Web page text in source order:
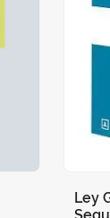
Ley